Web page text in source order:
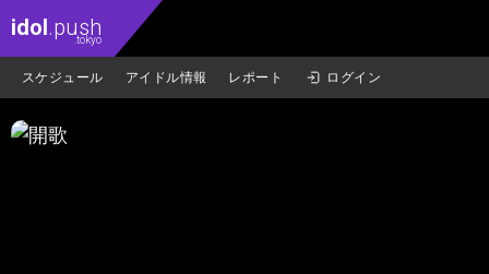
idol.push
.tokyo
スケジュール アイドル情報 レポート ログイン